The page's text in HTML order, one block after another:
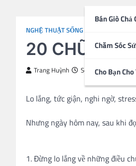
Bán Giò Chả
Chăm Sóc
Cho Bạn Cho
NGHỆ THUẬT SỐNG
20 CHỮ
Trang Huỳnh September 3, 2020
Lo lắng, tức giận, nghi ngờ,
Nhưng ngày hôm nay, sau khi
1. Đừng lo lắng về những điều